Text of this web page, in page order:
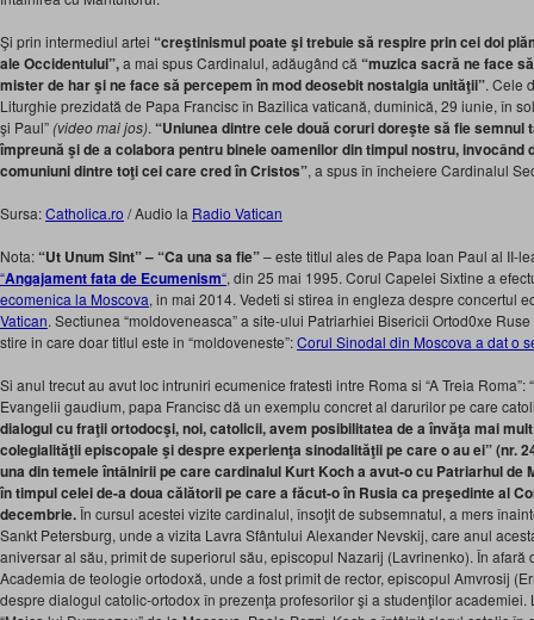
Şi prin intermediul artei “creştinismul poate şi trebuie să respire prin cei doi
ale Occidentului”,a mai spus Cardinalul, adăugând că “muzica sacră ne face
mister de har şi ne face să percepem în mod deosebit nostalgia unităţii”. Cele
Liturghie prezidată de Papa Francisc în Bazilica vaticană, duminică, 29 iunie, în
şi Paul”(video mai jos). “Uniunea dintre cele două coruri doreşte să fie semnul
împreună şi de a colabora pentru binele oamenilor din timpul nostru, invocând
comuniuni dintre toţi cei care cred în Cristos”, a spus în încheiere Cardinalul
Sursa:Catholica.ro / Audio la Radio Vatican
Nota:“Ut Unum Sint” – “Ca una sa fie”– este titlul ales de Papa Ioan Paul al II-
“Angajament fata de Ecumenism“, din 25 mai 1995. Corul Capelei Sixtine a
ecomenica la Moscova, in mai 2014. Vedeti si stirea in engleza despre concertul
Vatican. Sectiunea “moldoveneasca” a site-ului Patriarhiei Bisericii Ortod0xe Ruse
stire in care doar titlul este in “moldoveneste”:Corul Sinodal din Moscova a dat o
Si anul trecut au avut loc intruniri ecumenice fratesti intre Roma si “A Treia Roma”:
Evangelii gaudium, papa Francisc dă un exemplu concret al darurilor pe care
dialogul cu fraţii ortodocşi, noi, catolicii, avem posibilitatea de a învăţa mai
colegialităţii episcopale şi despre experienţa sinodalităţii pe care o au ei” (nr.
una din temele întâlnirii pe care cardinalul Kurt Koch a avut-o cu Patriarhul de
în timpul celei de-a doua călătorii pe care a făcut-o în Rusia ca preşedinte al
decembrie.În cursul acestei vizite cardinalul, însoţit de subsemnatul, a mers
Sankt Petersburg, unde a vizita Lavra Sfântului Alexander Nevskij, care anul
aniversar al său, primit de superiorul său, episcopul Nazarij (Lavrinenko). În afară
Academia de teologie ortodoxă, unde a fost primit de rector, episcopul Amvrosij
despre dialogul catolic-ortodox în prezenţa profesorilor şi a studenţilor